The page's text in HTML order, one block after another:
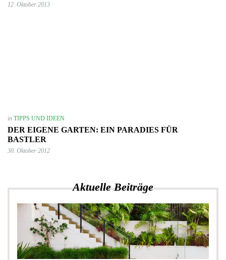
12. Oktober 2013
in TIPPS UND IDEEN
DER EIGENE GARTEN: EIN PARADIES FÜR
BASTLER
30. Oktober 2012
Aktuelle Beiträge